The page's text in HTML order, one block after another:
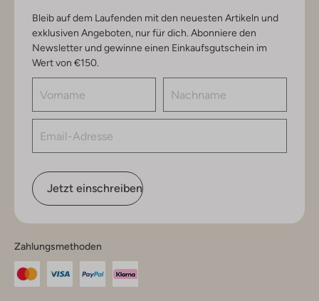
Bleib auf dem Laufenden mit den neuesten Artikeln und
exklusiven Angeboten, nur für dich. Abonniere den
Newsletter und gewinne einen Einkaufsgutschein im
Wert von €150.
Jetzt einschreiben
Zahlungsmethoden